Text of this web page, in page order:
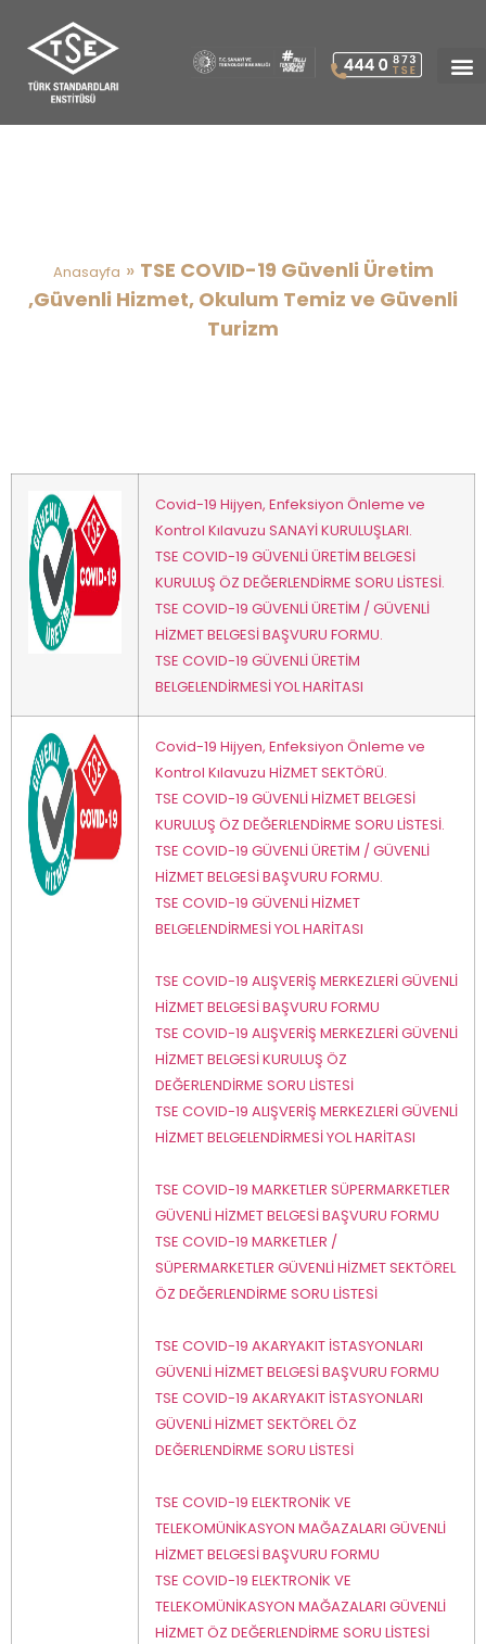
Anasayfa » TSE COVID-19 Güvenli Üretim
,Güvenli Hizmet, Okulum Temiz ve Güvenli
Turizm
Covid-19 Hijyen, Enfeksiyon Önleme ve
Kontrol Kılavuzu SANAYİ KURULUŞLARI.
TSE COVID-19 GÜVENLİ ÜRETİM BELGESİ
KURULUŞ ÖZ DEĞERLENDİRME SORU LİSTESİ.
TSE COVID-19 GÜVENLİ ÜRETİM / GÜVENLİ
HİZMET BELGESİ BAŞVURU FORMU.
TSE COVID-19 GÜVENLİ ÜRETİM
BELGELENDİRMESİ YOL HARİTASI
Covid-19 Hijyen, Enfeksiyon Önleme ve
Kontrol Kılavuzu HİZMET SEKTÖRÜ.
TSE COVID-19 GÜVENLİ HİZMET BELGESİ
KURULUŞ ÖZ DEĞERLENDİRME SORU LİSTESİ.
TSE COVID-19 GÜVENLİ ÜRETİM / GÜVENLİ
HİZMET BELGESİ BAŞVURU FORMU.
TSE COVID-19 GÜVENLİ HİZMET
BELGELENDİRMESİ YOL HARİTASI
TSE COVID-19 ALIŞVERİŞ MERKEZLERİ GÜVENLİ
HİZMET BELGESİ BAŞVURU FORMU
TSE COVID-19 ALIŞVERİŞ MERKEZLERİ GÜVENLİ
HİZMET BELGESİ KURULUŞ ÖZ
DEĞERLENDİRME SORU LİSTESİ
TSE COVID-19 ALIŞVERİŞ MERKEZLERİ GÜVENLİ
HİZMET BELGELENDİRMESİ YOL HARİTASI
TSE COVID-19 MARKETLER SÜPERMARKETLER
GÜVENLİ HİZMET BELGESİ BAŞVURU FORMU
TSE COVID-19 MARKETLER /
SÜPERMARKETLER GÜVENLİ HİZMET SEKTÖREL
ÖZ DEĞERLENDİRME SORU LİSTESİ
TSE COVID-19 AKARYAKIT İSTASYONLARI
GÜVENLİ HİZMET BELGESİ BAŞVURU FORMU
TSE COVID-19 AKARYAKIT İSTASYONLARI
GÜVENLİ HİZMET SEKTÖREL ÖZ
DEĞERLENDİRME SORU LİSTESİ
TSE COVID-19 ELEKTRONİK VE
TELEKOMÜNİKASYON MAĞAZALARI GÜVENLİ
HİZMET BELGESİ BAŞVURU FORMU
TSE COVID-19 ELEKTRONİK VE
TELEKOMÜNİKASYON MAĞAZALARI GÜVENLİ
HİZMET ÖZ DEĞERLENDİRME SORU LİSTESİ